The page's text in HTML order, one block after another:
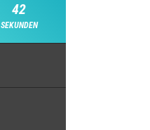
42
SEKUNDEN